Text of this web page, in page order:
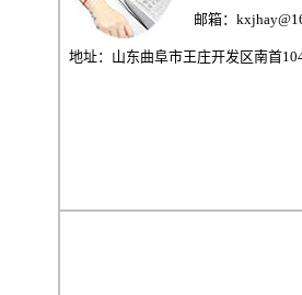
邮箱：
地址：山东曲阜市王庄开发区南首